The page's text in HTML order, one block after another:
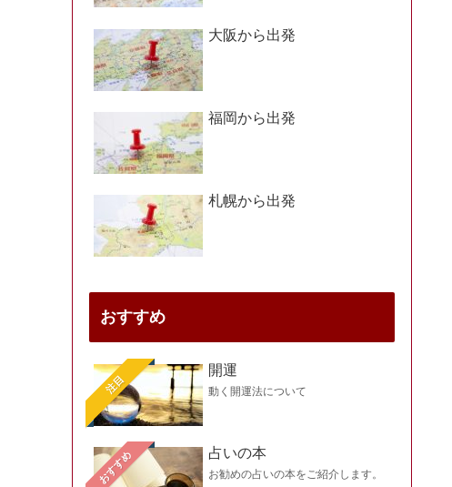
大阪から出発
福岡から出発
札幌から出発
おすすめ
注目
開運
動く開運法について
おすすめ 占いの本
お勧めの占いの本をご紹介します。